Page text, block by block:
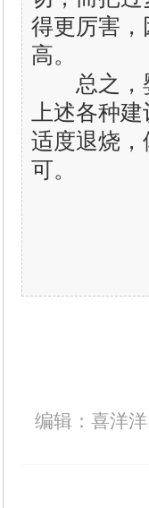
得更厉害
高。
总之，婴
上述各种
适度退烧
可。
编辑：喜洋